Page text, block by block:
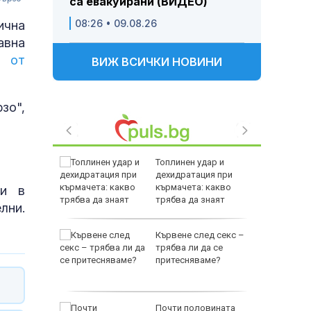
от
в
08:26 • 09.08.26
ВИЖ ВСИЧКИ НОВИНИ
Топлинен удар и
дехидратация при
кърмачета: какво
трябва да знаят
Кървене след секс –
трябва ли да се
притесняваме?
Почти половината